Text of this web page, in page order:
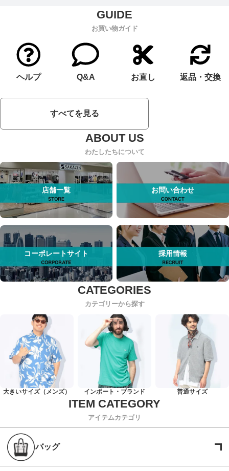
お買い物ガイド
ヘルプ Q&A お直し 返品・交換
すべてを見る
わたしたちについて
店舗一覧 お問い合わせ
コーポレートサイト 採用情報
カテゴリーから探す
大きいサイズ（メンズ） インポート・ブランド 普通サイズ
アイテムカテゴリ
バッグ